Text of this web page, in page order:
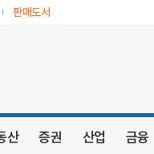
판매도서
산 증권 산업 금융